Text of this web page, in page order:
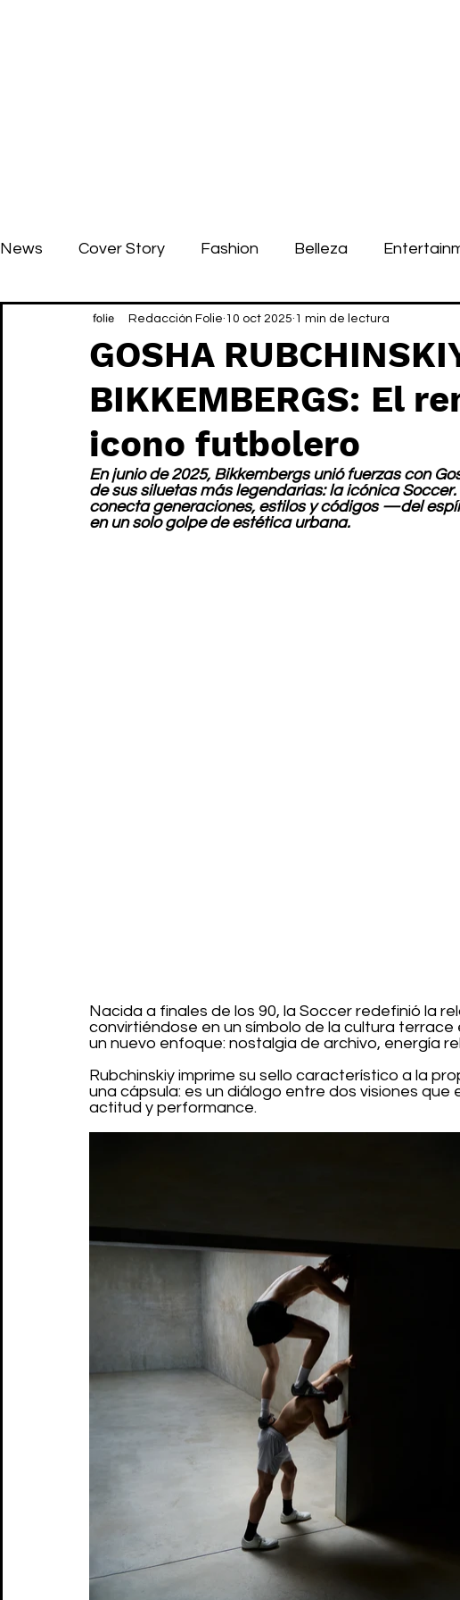
News Cover Story Fashion Belleza
GOSHA
BIKKEMBERGS: El
icono futbolero
Redacción Folie 10 oct 2025 1 min de lectura
En junio de 2025, Bikkembergs unió fuerzas con
de sus siluetas más legendarias: la icónica
conecta generaciones, estilos y códigos —del
en un solo golpe de estética urbana.
Nacida a finales de los 90, la Soccer redefinió la
convirtiéndose en un símbolo de la cultura
un nuevo enfoque: nostalgia de archivo, energía
Rubchinskiy imprime su sello característico a la
una cápsula: es un diálogo entre dos visiones
actitud y performance.